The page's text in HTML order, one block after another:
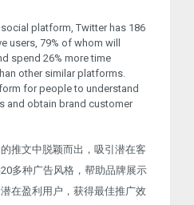
platform, Twitter has 186
users, 79% of whom will
spend 26% more time
other similar platforms.
for people to understand
and obtain brand customer
推文中脱颖而出，吸引潜在客
多种广告风格，帮助品牌展示
在盈利用户，获得最佳推广效